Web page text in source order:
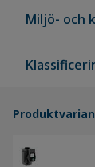
Miljö- och